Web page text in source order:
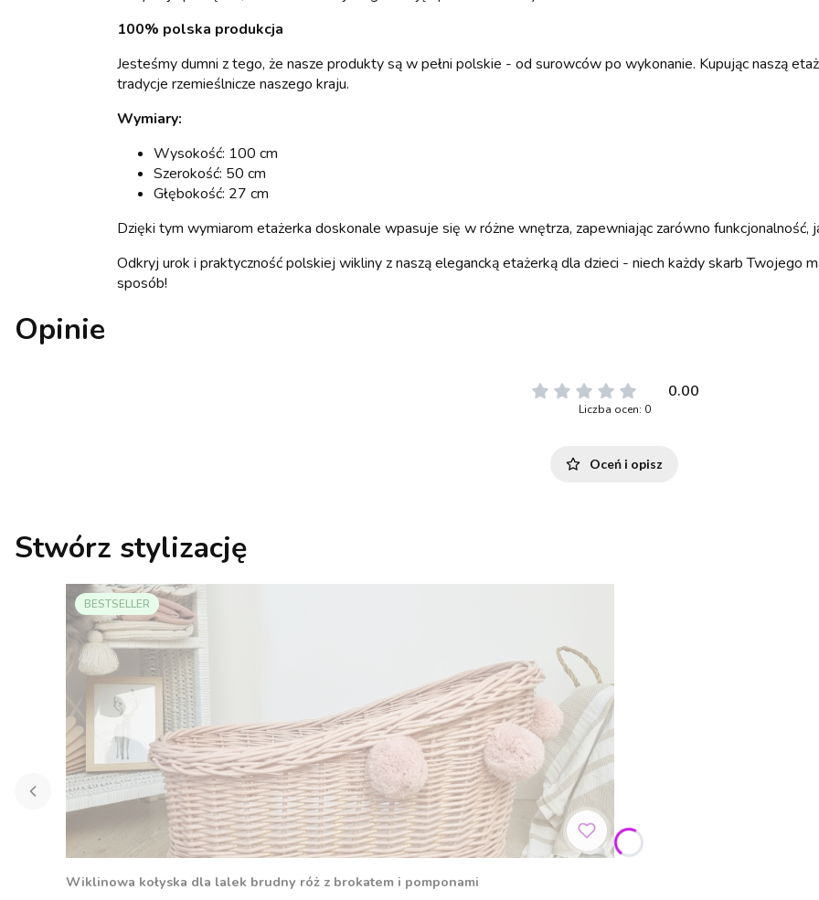
100% polska produkcja
Jesteśmy dumni z tego, że nasze produkty są w pełni polskie - od surowców po wykonanie. Kupując naszą
tradycje rzemieślnicze naszego kraju.
Wymiary:
Wysokość: 100 cm
Szerokość: 50 cm
Głębokość: 27 cm
Dzięki tym wymiarom etażerka doskonale wpasuje się w różne wnętrza, zapewniając zarówno funkcjonalność,
Odkryj urok i praktyczność polskiej wikliny z naszą elegancką etażerką dla dzieci - niech każdy skarb Twojego
sposób!
Opinie
0.00
Liczba ocen: 0
Oceń i opisz
Stwórz stylizację
BESTSELLER
Wiklinowa kołyska dla lalek brudny róż z brokatem i pomponami